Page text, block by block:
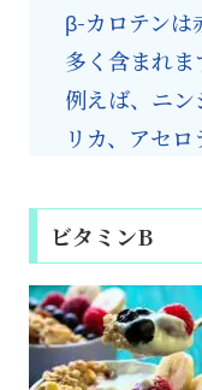
β-カロテンは
多く含まれま
例えば、ニ
リカ、アセロ
ビタミンB